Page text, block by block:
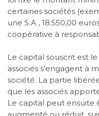
certaines sociétés
une S.A , 18.550,00
coopérative à
Le capital souscrit est
associés s’engagent à
société. La partie
que les associés
Le capital peut